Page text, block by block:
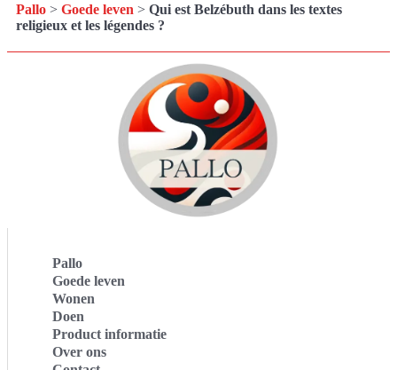
Pallo > Goede leven > Qui est Belzébuth dans les textes
religieux et les légendes ?
Pallo
Goede leven
Wonen
Doen
Product informatie
Over ons